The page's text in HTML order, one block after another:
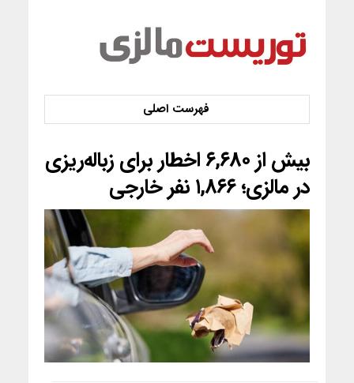
بیش از ۶,۶۸۰ اخطار برای زباله‌ریزی
در مالزی؛ ۱,۸۶۶ نفر خارجی